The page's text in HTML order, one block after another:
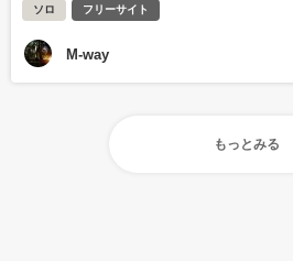
ソロ フリーサイト
M-way
もっとみる